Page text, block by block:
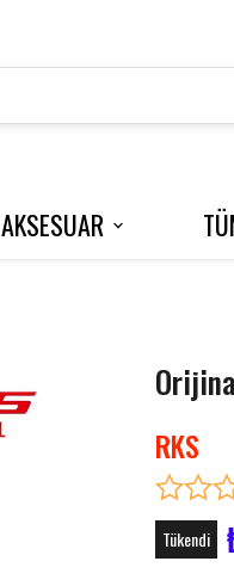
GRACE 202
AKSESUAR
RKS
Tükendi